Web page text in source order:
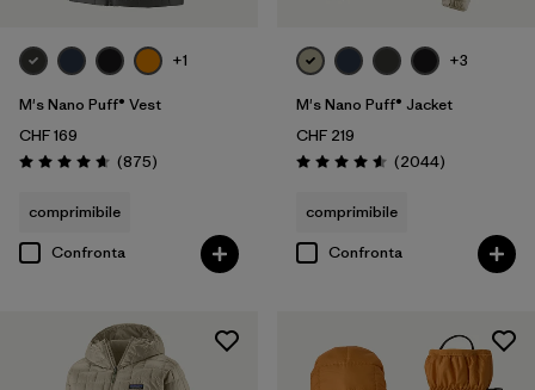
Filtra per
Caratteristiche
Filtra per
Tessuto
Filtra per
Sport
+1
M's Nano Puff® Vest
CHF 169
Valutazione: 4.7 / 5
(875Recensioni
)
comprimibile
Confronta
+3
M's Nano Puff® Jacket
CHF 219
Valutazione: 4.6 / 5
(2044Recensioni
)
comprimibile
Confronta